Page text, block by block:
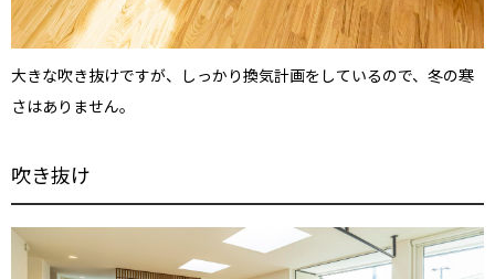
大きな吹き抜けですが、しっかり換気計画をしているので、冬の寒
さはありません。
吹き抜け